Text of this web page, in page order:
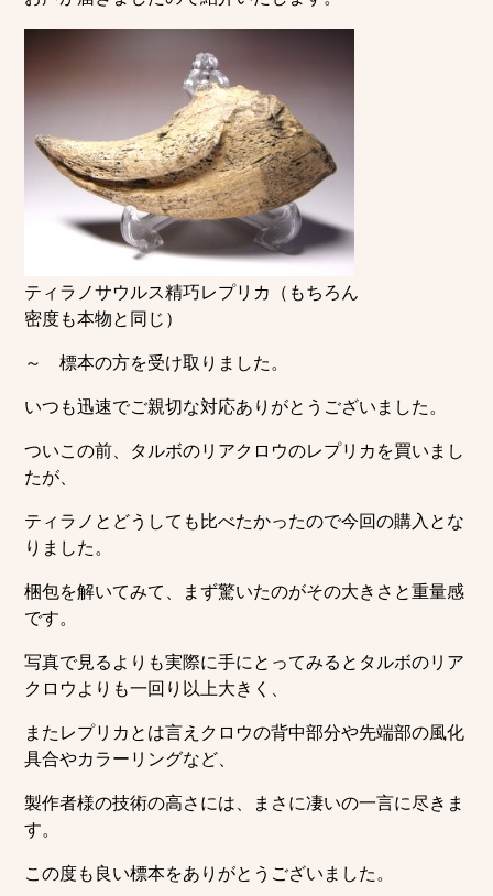
ティラノサウルス精巧レプリカ（もちろん
密度も本物と同じ）
～ 標本の方を受け取りました。
いつも迅速でご親切な対応ありがとうございました。
ついこの前、タルボのリアクロウのレプリカを買いまし
たが、
ティラノとどうしても比べたかったので今回の購入とな
りました。
梱包を解いてみて、まず驚いたのがその大きさと重量感
です。
写真で見るよりも実際に手にとってみるとタルボのリア
クロウよりも一回り以上大きく、
またレプリカとは言えクロウの背中部分や先端部の風化
具合やカラーリングなど、
製作者様の技術の高さには、まさに凄いの一言に尽きま
す。
この度も良い標本をありがとうございました。